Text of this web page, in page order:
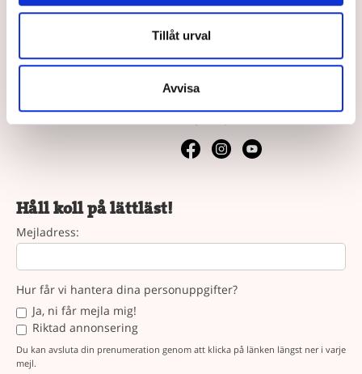
Tillåt urval
Avvisa
Vad är läsnycklar?
Våra köpvillkor
Följ oss
Följ oss på sociala medier.
Håll koll på lättläst!
Mejladress:
Hur får vi hantera dina personuppgifter?
Ja, ni får mejla mig!
Riktad annonsering
Du kan avsluta din prenumeration genom att klicka på länken längst ner i varje
mejl.